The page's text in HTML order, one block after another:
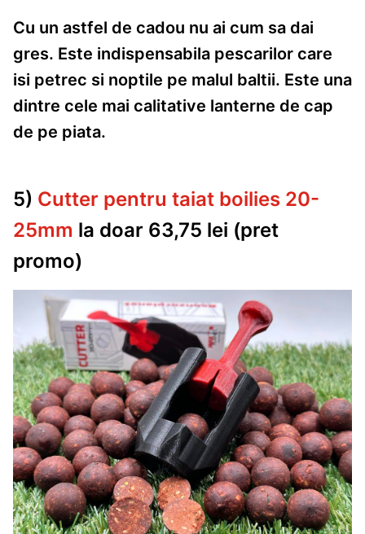
Cu un astfel de cadou nu ai cum sa dai
gres. Este indispensabila pescarilor care
isi petrec si noptile pe malul baltii. Este una
dintre cele mai calitative lanterne de cap
de pe piata.
5) Cutter pentru taiat boilies 20-
25mm la doar 63,75 lei (pret
promo)